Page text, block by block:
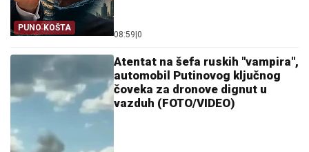
PUNO KOŠTA
08:59 0
Atentat na šefa ruskih "vampira",
automobil Putinovog ključnog
čoveka za dronove dignut u
vazduh (FOTO/VIDEO)